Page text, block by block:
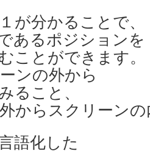
が分かることで、
あるポジションを
ことができます。
ンの外から
ること、
からスクリーン
語化した